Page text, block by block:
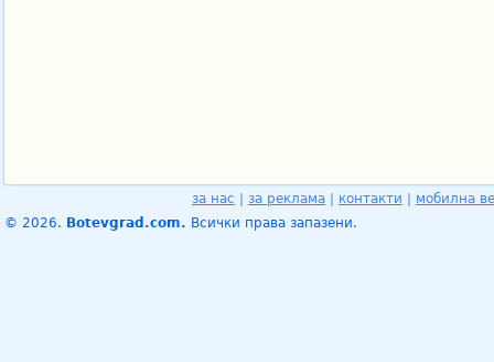
за нас за реклама контакти
мобилна
© 2026. Botevgrad.com. Всички права запазени.